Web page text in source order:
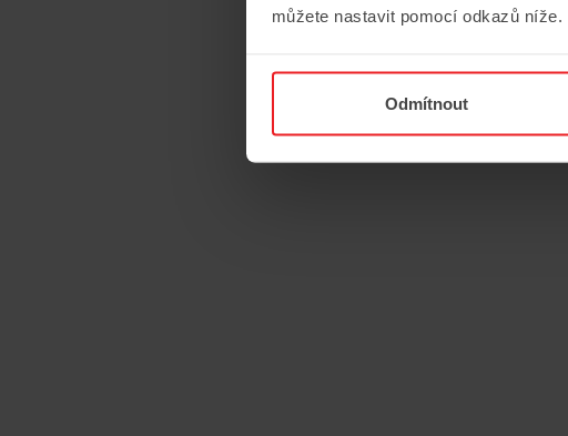
můžete nastavit pomocí odkazů níže.
Odmítnout
Adam
Klánský /